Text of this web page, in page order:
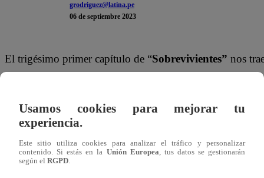
grodriguez@latina.pe
06 de septiembre 2023
El trigésimo primer capítulo de “Sobrevivientes” nos
aventuras de los personajes, la trama de la exitosa
Esta vez, en el capítulo 31
, todo empieza con la
bajo el contexto de la pugna entre Celebi y Cemre por
Usamos cookies para mejorar tu
experiencia.
Este sitio utiliza cookies para analizar el tráfico y personalizar
contenido. Si estás en la Unión Europea , tus datos se gestionarán
según el RGPD